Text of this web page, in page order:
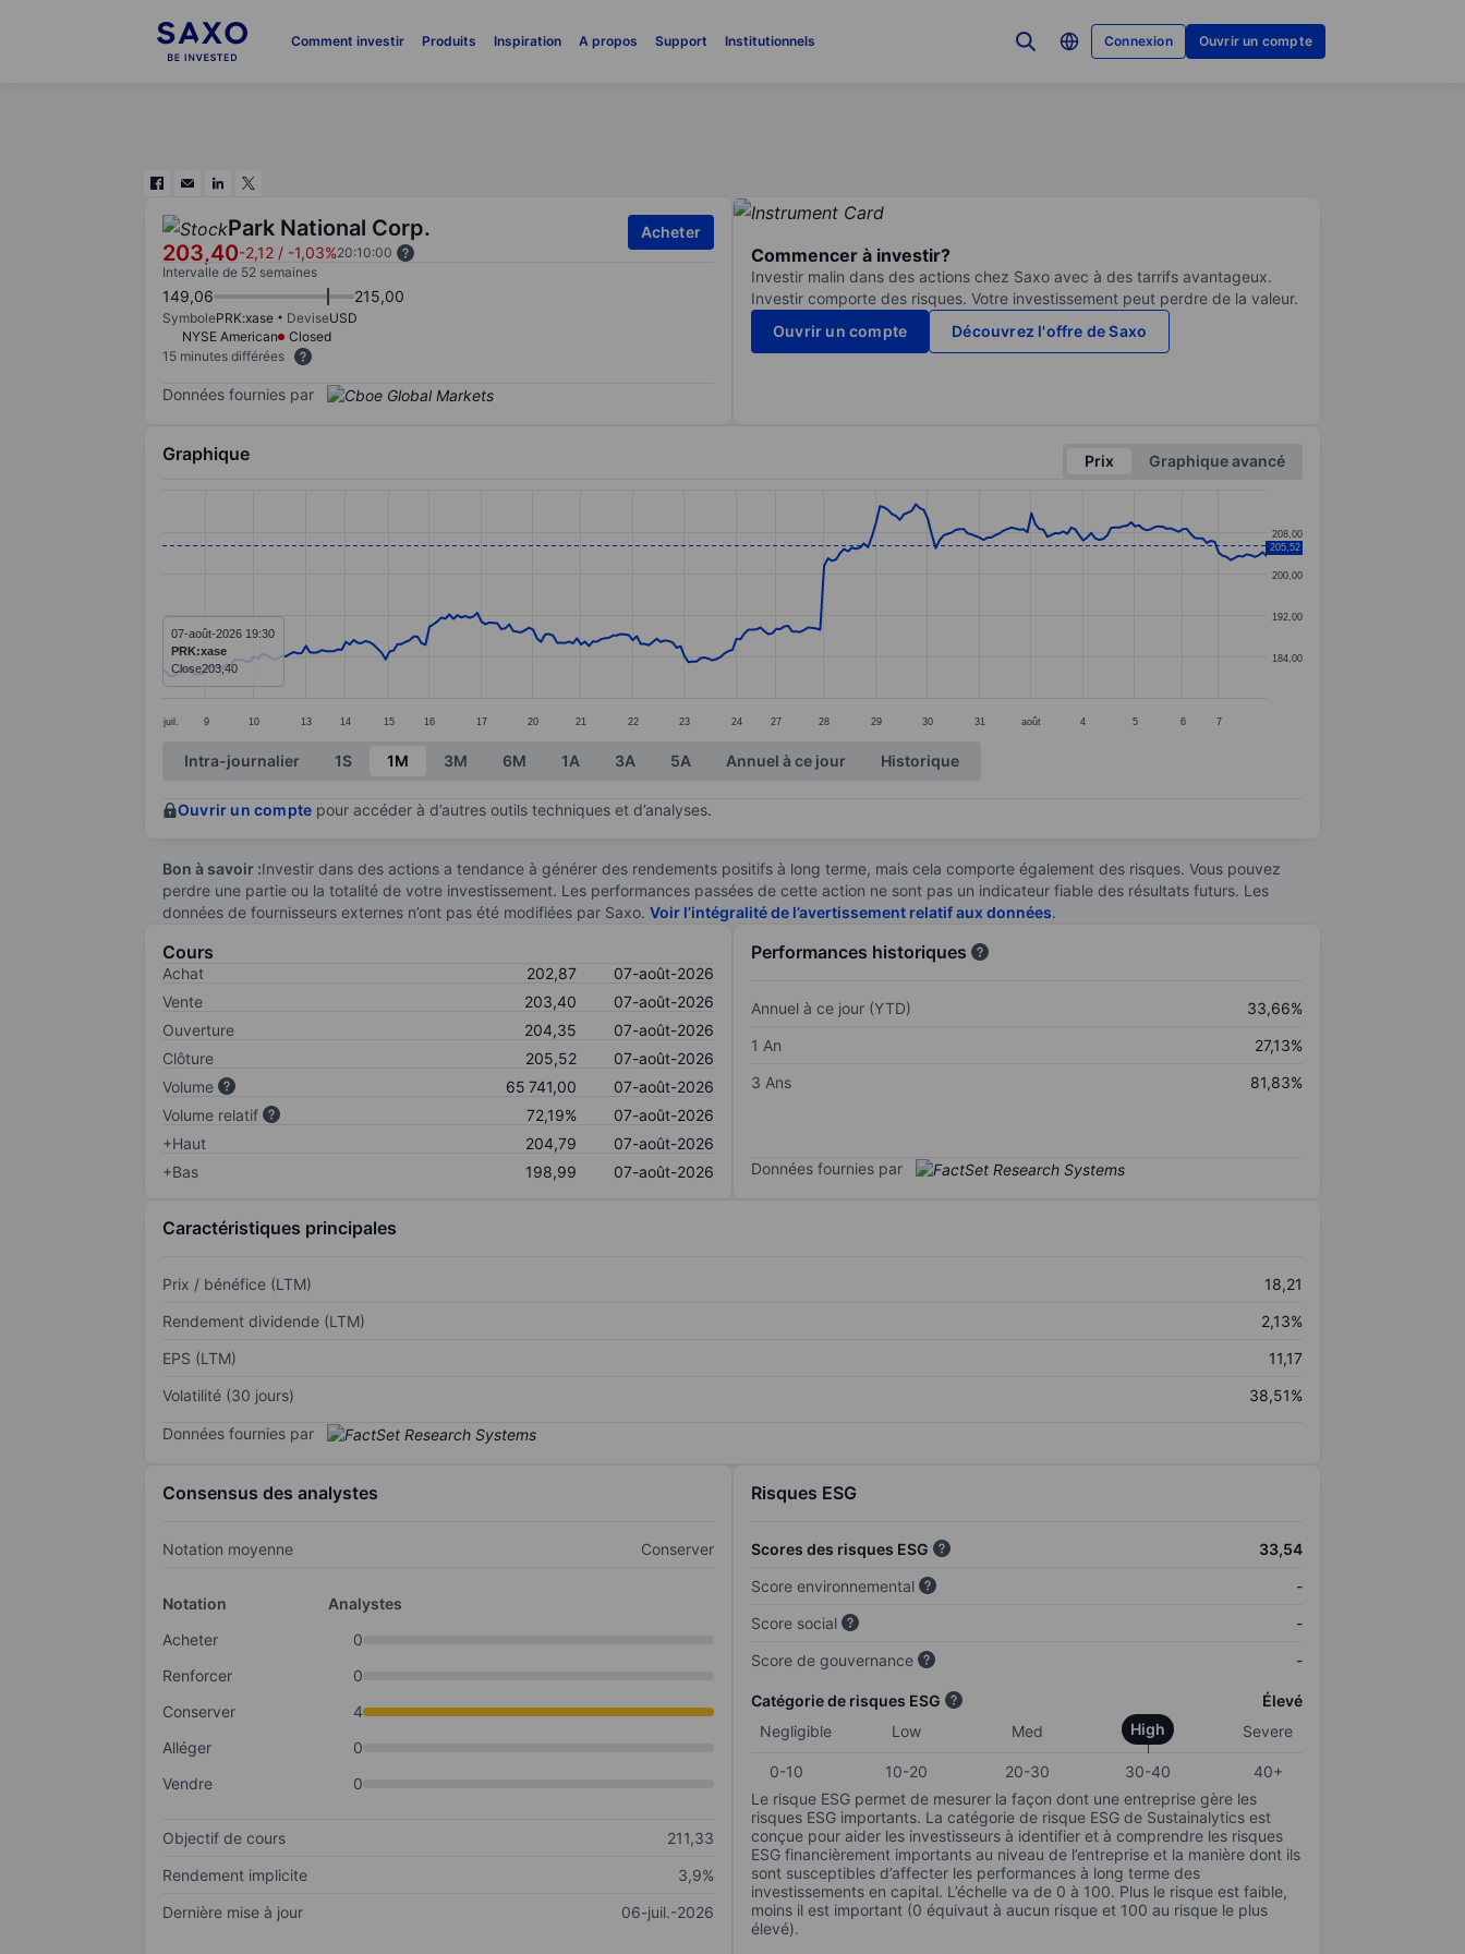
Comment investir Produits Inspiration A propos Support Institutionnels Connexion Ouvrir un compte
Park National Corp.
203,40-2,12 / -1,03%20:10:00
Acheter
Intervalle de 52 semaines
149,06 215,00
SymbolePRK:xase DeviseUSD
NYSE American
Closed
15 minutes différées
Données fournies par
Commencer à investir?
Investir malin dans des actions chez Saxo avec à des tarrifs avantageux.
Investir comporte des risques. Votre investissement peut perdre de la valeur.
Ouvrir un compte
Découvrez l'offre de Saxo
Graphique Prix
Graphique avancé
Line chart with 278 data points.
juil. 9 10 13 14 15 16 17 20 21 22 23 24 27 28 29 30 31 août 4 5 6 7
184,00
192,00
200,00
208,00
205,52
07-août-2026 19:30
PRK:xase
Close203,40
End of interactive chart.
Intra-journalier 1S 1M 3M 6M 1A 3A 5A Annuel à ce jour Historique
Ouvrir un compte pour accéder à d’autres outils techniques et d’analyses.
Bon à savoir :Investir dans des actions a tendance à générer des rendements positifs à long terme, mais cela comporte également des risques. Vous pouvez
perdre une partie ou la totalité de votre investissement. Les performances passées de cette action ne sont pas un indicateur fiable des résultats futurs. Les
données de fournisseurs externes n’ont pas été modifiées par Saxo. Voir l’intégralité de l’avertissement relatif aux données.
Cours
Achat 202,87
07-août-2026
Vente
203,40
07-août-2026
Ouverture
204,35
07-août-2026
Clôture
205,52
07-août-2026
Volume
65 741,00
07-août-2026
Volume relatif
72,19%
07-août-2026
+Haut
204,79
07-août-2026
+Bas
198,99 07-août-2026
Performances historiques
Annuel à ce jour (YTD)
33,66%
1 An
27,13%
3 Ans
81,83%
Données fournies par
Caractéristiques principales
Prix / bénéfice (LTM)
18,21
Rendement dividende (LTM)
2,13%
EPS (LTM)
11,17
Volatilité (30 jours)
38,51%
Données fournies par
Consensus des analystes
Notation moyenne Conserver
Notation
Analystes
Acheter
0
Renforcer
0
Conserver
4
Alléger
0
Vendre
0
Objectif de cours
211,33
Rendement implicite
3,9%
Dernière mise à jour
06-juil.-2026
Risques ESG
Scores des risques ESG
33,54
Score environnemental
-
Score social
-
Score de gouvernance
-
Catégorie de risques ESG
Élevé
Negligible
Low Med High Severe
0-10 10-20 20-30 30-40
40+
Le risque ESG permet de mesurer la façon dont une entreprise gère les
risques ESG importants. La catégorie de risque ESG de Sustainalytics est
conçue pour aider les investisseurs à identifier et à comprendre les risques
ESG financièrement importants au niveau de l’entreprise et la manière dont ils
sont susceptibles d’affecter les performances à long terme des
investissements en capital. L’échelle va de 0 à 100. Plus le risque est faible,
moins il est important (0 équivaut à aucun risque et 100 au risque le plus
élevé).